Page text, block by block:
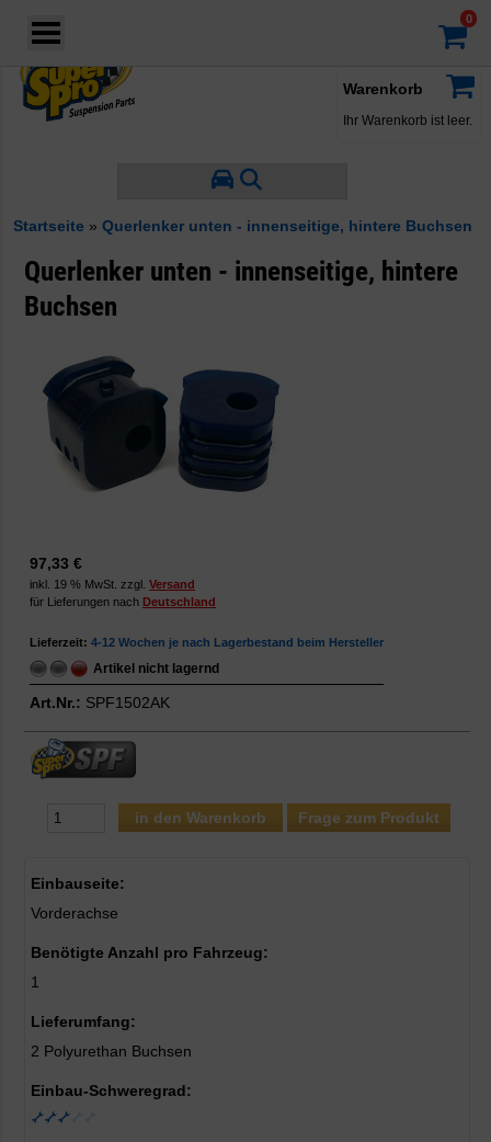
Warenkorb
Ihr Warenkorb ist leer.
Startseite » Querlenker unten - innenseitige, hintere Buchsen
Querlenker unten - innenseitige, hintere
Buchsen
97,33 €
inkl. 19 % MwSt. zzgl. Versand
für Lieferungen nach Deutschland
Lieferzeit: 4-12 Wochen je nach Lagerbestand beim Hersteller
Artikel nicht lagernd
Art.Nr.: SPF1502AK
Frage zum Produkt
Einbauseite:
Vorderachse
Benötigte Anzahl pro Fahrzeug:
1
Lieferumfang:
2 Polyurethan Buchsen
Einbau-Schweregrad: